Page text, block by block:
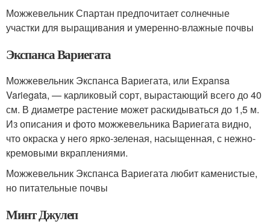
Можжевельник Спартан предпочитает солнечные
участки для выращивания и умеренно-влажные почвы
Экспанса Вариегата
Можжевельник Экспанса Вариегата, или Expansa
Variegata, — карликовый сорт, вырастающий всего до 40
см. В диаметре растение может раскидываться до 1,5 м.
Из описания и фото можжевельника Вариегата видно,
что окраска у него ярко-зеленая, насыщенная, с нежно-
кремовыми вкраплениями.
Можжевельник Экспанса Вариегата любит каменистые,
но питательные почвы
Минт Джулеп